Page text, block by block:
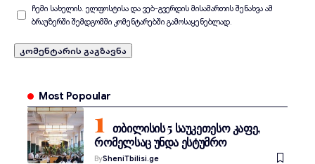
ჩემი სახელის. ელფოსტისა და ვებ-გვერდის მისამართის შენახვა ამ
ბრაუზერში შემდგომში კომენტარებში გამოსაყენებლად.
Most Popoular
თბილისის 5 საუკეთესო კაფე,
რომელსაც უნდა ესტუმრო
BySheniTbilisi.ge